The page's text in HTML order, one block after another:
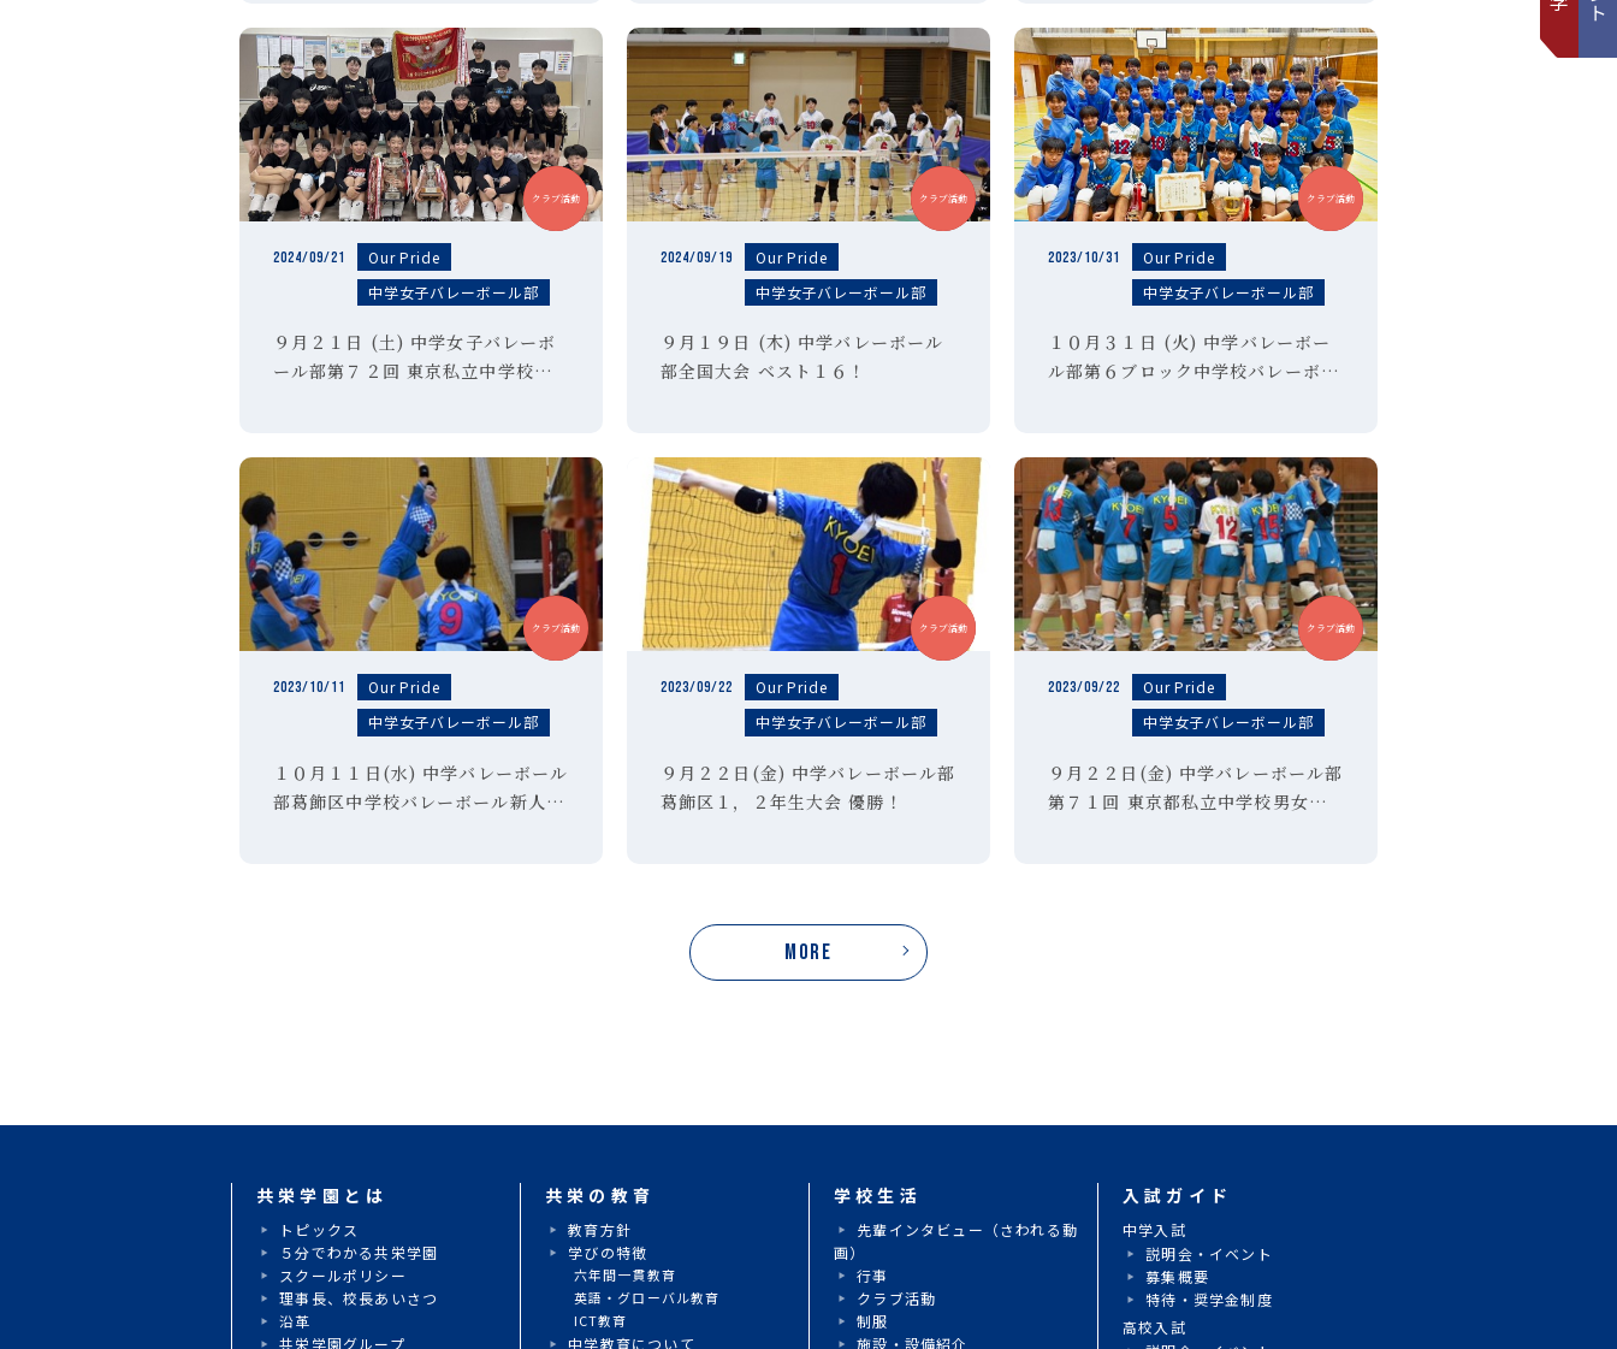
校バレーボール大会 第５位
2024/09/21
Our Pride
中学女子バレーボール部
中学
クラブ活動
９月２１日 (土) 中学女子バレーボ
ール部第７２回 東京私立中学校・
2024/09/19
Our Pride
中学女子バレーボール部
中学
クラブ活動
９月１９日 (木) 中学バレーボール
部全国大会 ベスト１６！
2023/10/31
Our Pride
中学女子バレーボール部
中学
クラブ活動
１０月３１日 (火) 中学バレーボー
ル部第６ブロック中学校バレーボー
2023/10/11
Our Pride
中学女子バレーボール部
中学
クラブ活動
１０月１１日(水) 中学バレーボール
部葛飾区中学校バレーボール新人大
2023/09/22
Our Pride
中学女子バレーボール部
中学
クラブ活動
９月２２日(金) 中学バレーボール部
葛飾区１，２年生大会 優勝！
2023/09/22
Our Pride
中学女子バレーボール部
中学
クラブ活動
９月２２日(金) 中学バレーボール部
第７１回 東京都私立中学校男女バ
MORE
共栄学園とは
トピックス
５分でわかる共栄学園
スクールポリシー
理事長、校長あいさつ
沿革
共栄学園グループ
共栄の教育
教育方針
学びの特徴
六年間一貫教育
英語・グローバル教育
ICT教育
中学教育について
学校生活
先輩インタビュー（さわれる動
画）
行事
クラブ活動
制服
施設・設備紹介
入試ガイド
中学入試
説明会・イベント
募集概要
特待・奨学金制度
高校入試